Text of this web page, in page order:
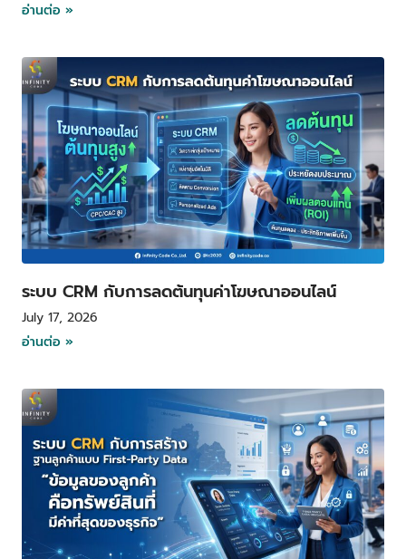
อ่านต่อ »
ระบบ CRM กับการลดต้นทุนค่าโฆษณาออนไลน์
July 17, 2026
อ่านต่อ »